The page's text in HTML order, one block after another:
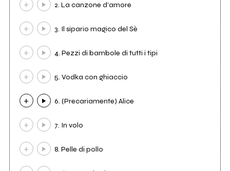
2. La canzone d'amore
3. Il sipario magico del Sè
4. Pezzi di bambole di tutti i tipi
5. Vodka con ghiaccio
6. (Precariamente) Alice
7. In volo
8. Pelle di pollo